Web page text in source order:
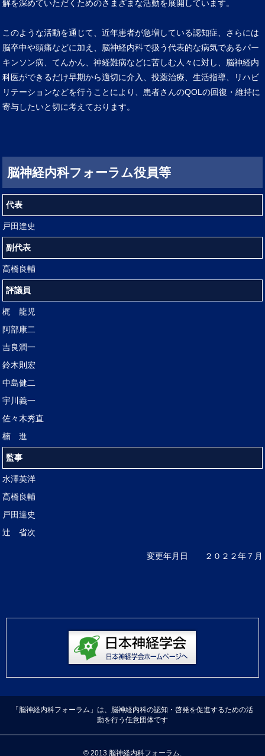
解を深めていただくためのさまざまな活動を展開しています。
このような活動を通じて、近年患者が急増している認知症、さらには
脳卒中や頭痛などに加え、脳神経内科で扱う代表的な病気であるパー
キンソン病、てんかん、神経難病などに苦しむ人々に対し、脳神経内
科医ができるだけ早期から適切に介入、投薬治療、生活指導、リハビ
リテーションなどを行うことにより、患者さんのQOLの回復・維持に
寄与したいと切に考えております。
脳神経内科フォーラム役員等
代表
戸田達史
副代表
髙橋良輔
評議員
梶 龍児
阿部康二
吉良潤一
鈴木則宏
中島健二
宇川義一
佐々木秀直
楠 進
監事
水澤英洋
髙橋良輔
戸田達史
辻 省次
変更年月日 ２０２２年７月
「脳神経内科フォーラム」は、脳神経内科の認知・啓発を促進するための活
動を行う任意団体です
© 2013 脳神経内科フォーラム.